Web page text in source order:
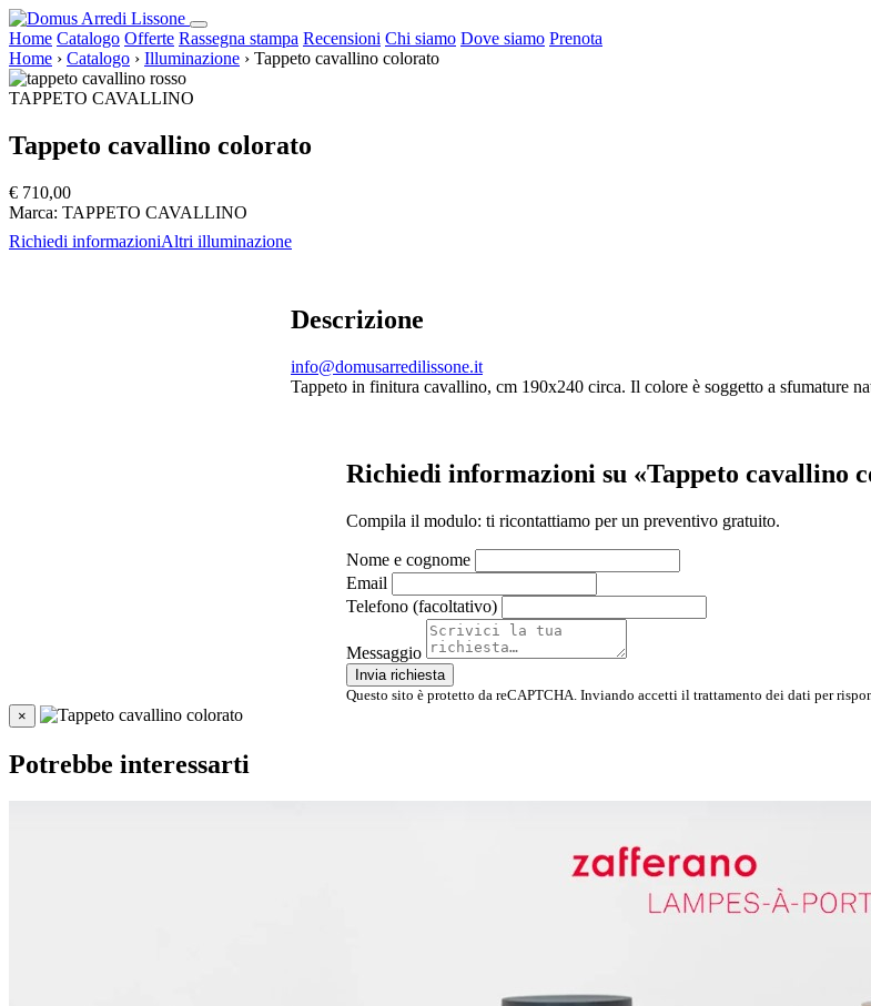
Home Catalogo Offerte Rassegna stampa Recensioni Chi siamo Dove siamo Prenota
Home › Catalogo › Illuminazione › Tappeto cavallino colorato
TAPPETO CAVALLINO
Tappeto cavallino colorato
€ 710,00
Marca: TAPPETO CAVALLINO
Richiedi informazioniAltri illuminazione
Descrizione
info@domusarredilissone.it
Tappeto in finitura cavallino, cm 190x240 circa. Il colore è soggetto a sfumature
Richiedi informazioni su «Tappeto cavallino
Compila il modulo: ti ricontattiamo per un preventivo gratuito.
Nome e cognome
Email
Telefono (facoltativo)
Messaggio
Invia richiesta
Questo sito è protetto da reCAPTCHA. Inviando accetti il trattamento dei dati per
×
Potrebbe interessarti